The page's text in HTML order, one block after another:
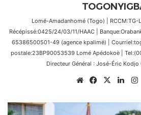
Lomé-Amadanhomé (Togo) | RCCM:TG-
Récépissé:0425/24/03/11/HAAC |
65386500501-49 (agence kpalimé) |
postale:23BP90053539 Lomé Apédokoè |
Directeur Général : José-Éric Kodjo
WebsiteFacebook
X